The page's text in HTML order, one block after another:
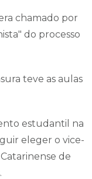
chamado por
do processo
teve as aulas
estudantil na
eleger o vice-
de